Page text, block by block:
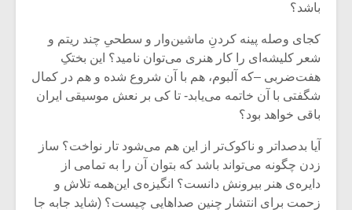
باشد؟
کجای وصله پینه کردنِ ماشین‌وار و سطحیِ چند ریتم و
شعر کلیشه‌ای را کار هنری می‌توان نامید؟ این بختکِ
هفت‌ضربی –که آلبوم، هم با آن شروع شده و هم در کمال
شگفتی با آن خاتمه می‌یابد- تا کی بر نعش موسیقی ایران
باقی خواهد بود؟
آیا بدصداتر و ناکوک‌تر از این هم می‌شود تار نواخت؟ ساز
زدن چگونه می‌تواند باشد که بتوان آن را به تمامی از
دایره‌ی هنر بیرونش دانست؟ انگیزه‌ی این‌همه تلاش و
زحمت برای انتشار چنین صداهایی چیست؟ (شاید جابه جا
یادداشتی بر موسیقی
متن فیلم «متری
شیش و نیم»
مشهورترین باشی،
بدنام ترین باش
موسیقی
موسیقی
برگزار
موسیقی